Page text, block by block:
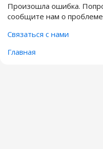
Произошла ошибка.
сообщите нам о
Связаться с нами
Главная